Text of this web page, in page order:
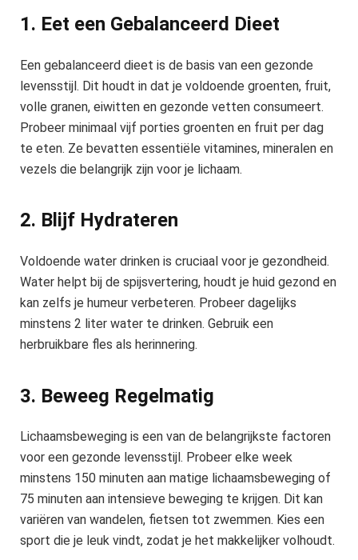
1. Eet een Gebalanceerd Dieet
Een gebalanceerd dieet is de basis van een gezonde
levensstijl. Dit houdt in dat je voldoende groenten, fruit,
volle granen, eiwitten en gezonde vetten consumeert.
Probeer minimaal vijf porties groenten en fruit per dag
te eten. Ze bevatten essentiële vitamines, mineralen en
vezels die belangrijk zijn voor je lichaam.
2. Blijf Hydrateren
Voldoende water drinken is cruciaal voor je gezondheid.
Water helpt bij de spijsvertering, houdt je huid gezond en
kan zelfs je humeur verbeteren. Probeer dagelijks
minstens 2 liter water te drinken. Gebruik een
herbruikbare fles als herinnering.
3. Beweeg Regelmatig
Lichaamsbeweging is een van de belangrijkste factoren
voor een gezonde levensstijl. Probeer elke week
minstens 150 minuten aan matige lichaamsbeweging of
75 minuten aan intensieve beweging te krijgen. Dit kan
variëren van wandelen, fietsen tot zwemmen. Kies een
sport die je leuk vindt, zodat je het makkelijker volhoudt.